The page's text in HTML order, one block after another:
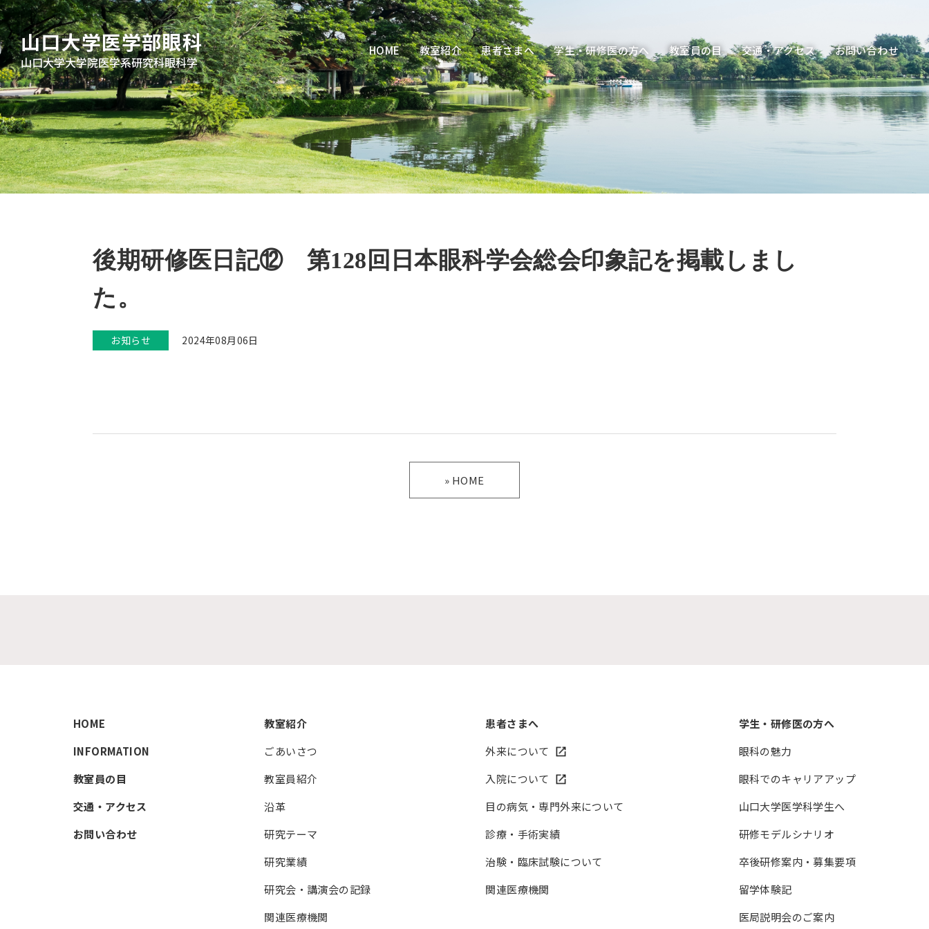
山口大学医学部眼科
山口大学大学院医学系研究科眼科学
HOME 教室紹介 患者さまへ 学生・研修医の方へ 教室員の目 交通・アクセス お問い合わせ
後期研修医日記⑫ 第128回日本眼科学会総会印象記を掲載しまし
た。
お知らせ 2024年08月06日
» HOME
HOME
INFORMATION
教室員の目
交通・アクセス
お問い合わせ
教室紹介
ごあいさつ
教室員紹介
沿革
研究テーマ
研究業績
研究会・講演会の記録
関連医療機関
患者さまへ
外来について
入院について
目の病気・専門外来について
診療・手術実績
治験・臨床試験について
関連医療機関
学生・研修医の方へ
眼科の魅力
眼科でのキャリアアップ
山口大学医学科学生へ
研修モデルシナリオ
卒後研修案内・募集要項
留学体験記
医局説明会のご案内